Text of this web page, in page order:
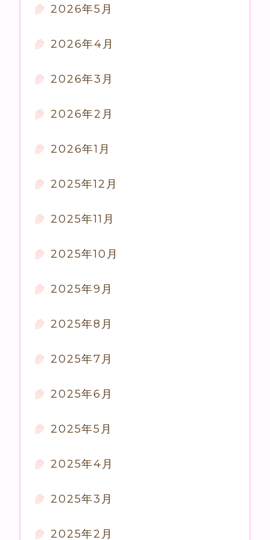
2026年5月
2026年4月
2026年3月
2026年2月
2026年1月
2025年12月
2025年11月
2025年10月
2025年9月
2025年8月
2025年7月
2025年6月
2025年5月
2025年4月
2025年3月
2025年2月